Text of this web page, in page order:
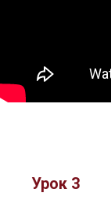
Урок 3